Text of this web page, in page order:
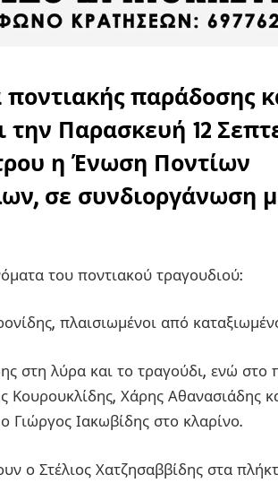
παράδοσης
την Παρασκευή 12
η Ένωση Ποντίων
σε συνδιοργάνωση
του ποντιακού τραγουδιού:
πλαισιωμένοι από
στη λύρα και το τραγούδι, ενώ στο
Κουρουκλίδης, Χάρης Αθανασιάδης
Γιώργος Ιακωβίδης στο κλαρίνο.
ο Στέλιος Χατζησαββίδης στα